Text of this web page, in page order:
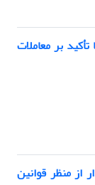
بر معاملات
از منظر قوانین